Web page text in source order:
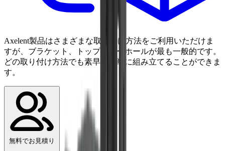
Axelent製品はさまざまな取り付け方法をご利用いただけま
すが、ブラケット、トップ、キーホールが最も一般的です。
どの取り付け方法でも素早く簡単に組み立てることができま
す。
無料でお見積り